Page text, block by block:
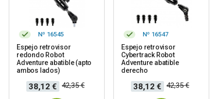
Nº 16545
Espejo retrovisor
redondo Robot
Adventure abatible (apto
ambos lados)
Precio
38,12 €
Precio
base
42,35 €
Nº 16547
Espejo retrovisor
Cybertrack Robot
Adventure abatible
derecho
Precio
38,12 €
Precio
base
42,35 €